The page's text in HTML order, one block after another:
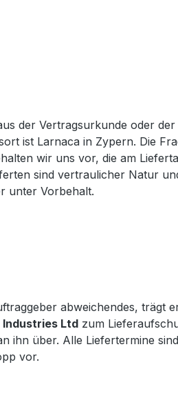
der Vertragsurkunde oder
ist Larnaca in Zypern. Die
wir uns vor, die am
sind vertraulicher Natur
unter Vorbehalt.
abweichendes, trägt
Ltd zum
ihn über. Alle Liefertermine
vor.